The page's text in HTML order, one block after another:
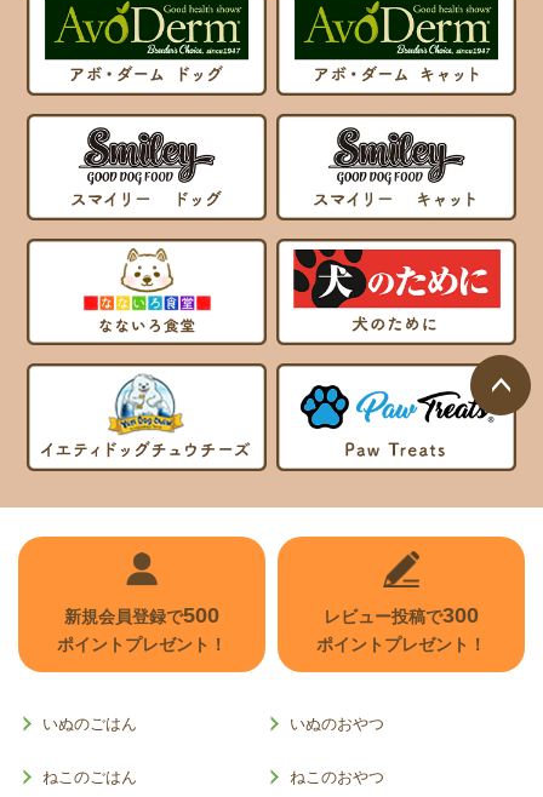
トップ
新規会員登録で500
ポイントプレゼント！
レビュー投稿で300
ポイントプレゼント！
いぬのごはん いぬのおやつ
ねこのごはん ねこのおやつ